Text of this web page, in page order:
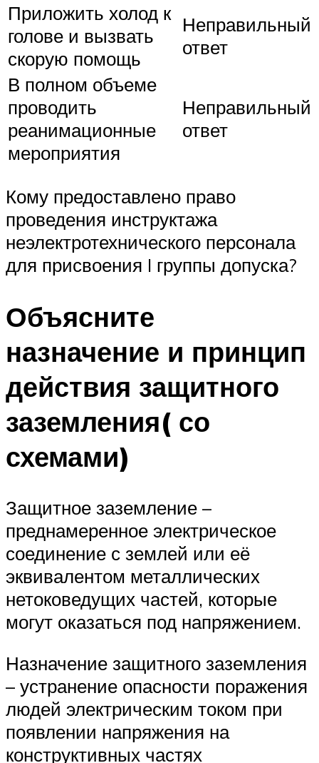
Приложить холод к
голове и вызвать
скорую помощь
Неправильный
ответ
В полном объеме
проводить
реанимационные
мероприятия
Неправильный
ответ
Кому предоставлено право
проведения инструктажа
неэлектротехнического персонала
для присвоения I группы допуска?
Объясните
назначение и принцип
действия защитного
заземления( со
схемами)
Защитное заземление –
преднамеренное электрическое
соединение с землей или её
эквивалентом металлических
нетоковедущих частей, которые
могут оказаться под напряжением.
Назначение защитного заземления
– устранение опасности поражения
людей электрическим током при
появлении напряжения на
конструктивных частях